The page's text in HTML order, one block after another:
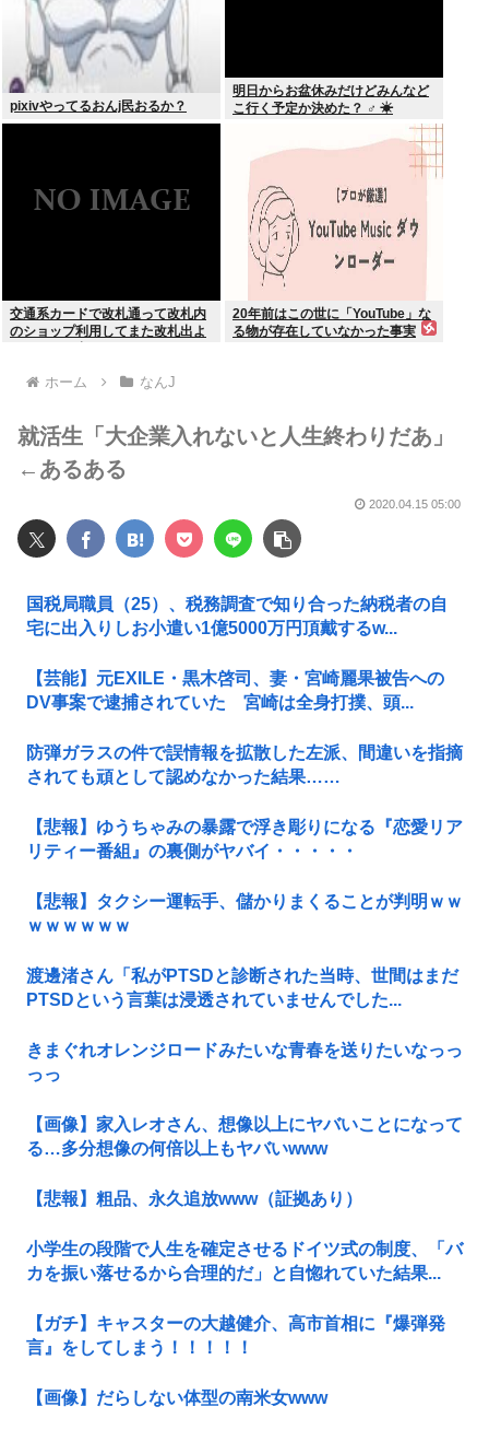
pixivやってるおんj民おるか？
明日からお盆休みだけどみんなど
こ行く予定か決めた？ ‍♂ ☀
交通系カードで改札通って改札内
のショップ利用してまた改札出よ
20年前はこの世に「YouTube」な
る物が存在していなかった事実
ホーム なんJ
就活生「大企業入れないと人生終わりだあ」
←あるある
2020.04.15 05:00
国税局職員（25）、税務調査で知り合った納税者の自
宅に出入りしお小遣い1億5000万円頂戴するw...
【芸能】元EXILE・黒木啓司、妻・宮崎麗果被告への
DV事案で逮捕されていた 宮崎は全身打撲、頭...
防弾ガラスの件で誤情報を拡散した左派、間違いを指摘
されても頑として認めなかった結果……
【悲報】ゆうちゃみの暴露で浮き彫りになる『恋愛リア
リティー番組』の裏側がヤバイ・・・・・
【悲報】タクシー運転手、儲かりまくることが判明ｗｗ
ｗｗｗｗｗｗ
渡邊渚さん「私がPTSDと診断された当時、世間はまだ
PTSDという言葉は浸透されていませんでした...
きまぐれオレンジロードみたいな青春を送りたいなっっ
っっ
【画像】家入レオさん、想像以上にヤバいことになって
る…多分想像の何倍以上もヤバいwww
【悲報】粗品、永久追放www（証拠あり）
小学生の段階で人生を確定させるドイツ式の制度、「バ
カを振い落せるから合理的だ」と自惚れていた結果...
【ガチ】キャスターの大越健介、高市首相に『爆弾発
言』をしてしまう！！！！！
【画像】だらしない体型の南米女www